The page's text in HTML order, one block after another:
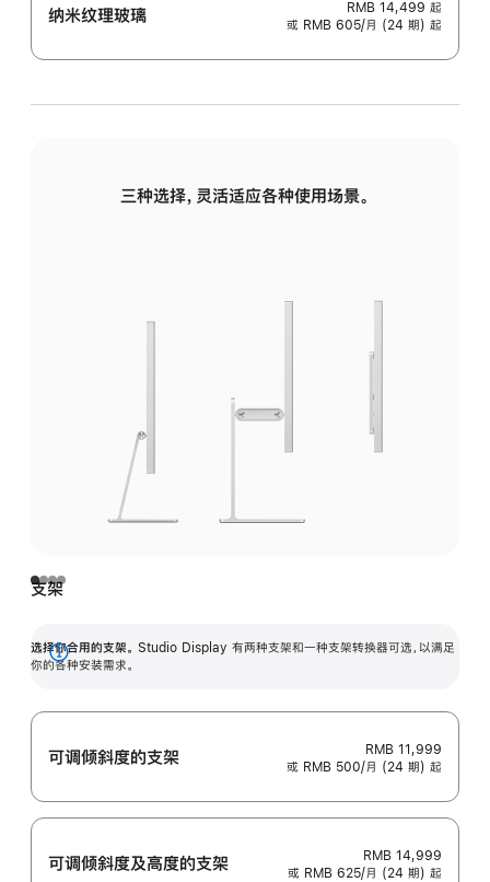
纳米纹理玻璃 RMB 14,499 起
或 RMB 605/月 (24 期) 起
三种选择，灵活适应各种使用场景。
支架
选择你合用的支架。 Studio Display 有两种支架和一种支架转换器可选，以满足
你的各种安装需求。
展
可调倾斜度的支架
RMB 11,999
或 RMB 500/月 (24 期) 起
可调倾斜度及高‍度的支‍架
RMB 14,999
或 RMB 625/月 (24 期) 起